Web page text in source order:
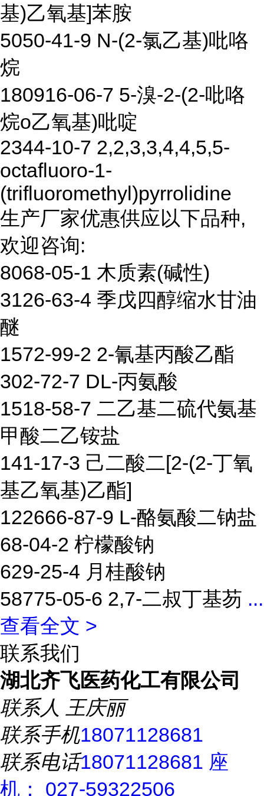
基)乙氧基]苯胺
5050-41-9 N-(2-氯乙基)吡咯
烷
180916-06-7 5-溴-2-(2-吡咯
烷o乙氧基)吡啶
2344-10-7 2,2,3,3,4,4,5,5-
octafluoro-1-
(trifluoromethyl)pyrrolidine
生产厂家优惠供应以下品种,
欢迎咨询:
8068-05-1 木质素(碱性)
3126-63-4 季戊四醇缩水甘油
醚
1572-99-2 2-氰基丙酸乙酯
302-72-7 DL-丙氨酸
1518-58-7 二乙基二硫代氨基
甲酸二乙铵盐
141-17-3 己二酸二[2-(2-丁氧
基乙氧基)乙酯]
122666-87-9 L-酪氨酸二钠盐
68-04-2 柠檬酸钠
629-25-4 月桂酸钠
58775-05-6 2,7-二叔丁基芴 ...
查看全文 >
联系我们
湖北齐飞医药化工有限公司
联系人 王庆丽
联系手机18071128681
联系电话18071128681 座
机： 027-59322506